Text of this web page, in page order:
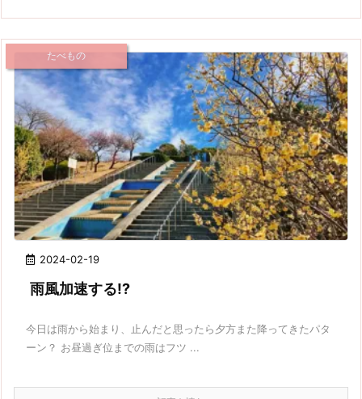
2024-02-19
たべもの
雨風加速する!?
今日は雨から始まり、止んだと思ったら夕方また降ってきたパタ
ーン？ お昼過ぎ位までの雨はフツ ...